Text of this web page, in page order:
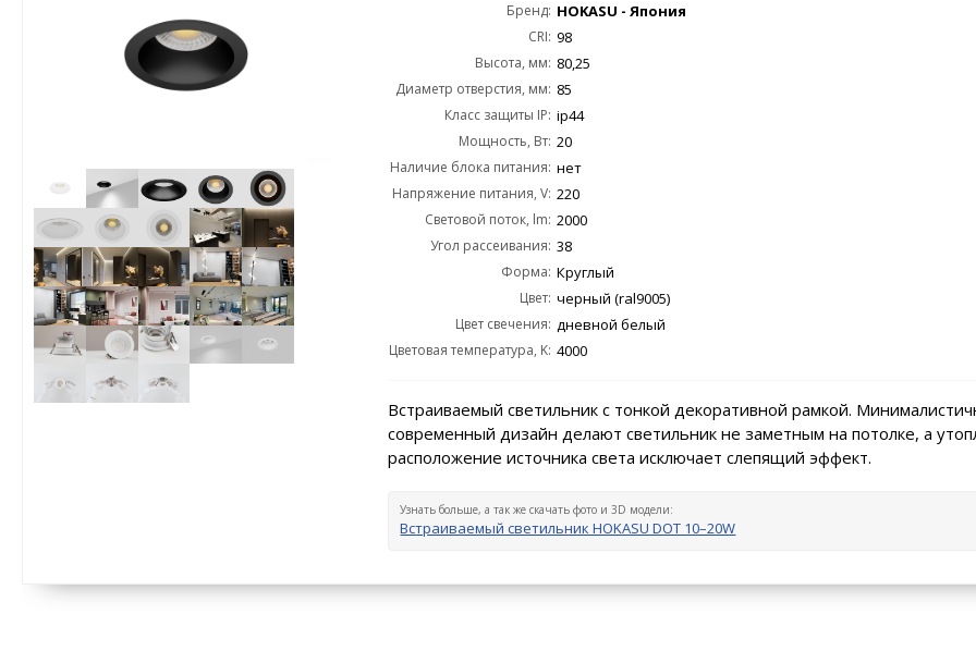
Бренд: HOKASU - Япония
CRI: 98
Высота, мм: 80,25
Диаметр отверстия, мм: 85
Класс защиты IP: ip44
Мощность, Вт: 20
Наличие блока питания: нет
Напряжение питания, V: 220
Световой поток, lm: 2000
Угол рассеивания: 38
Форма: Круглый
Цвет: черный (ral9005)
Цвет свечения: дневной белый
Цветовая температура, K: 4000
Встраиваемый светильник с тонкой декоративной рамкой.
современный дизайн делают светильник не заметным на потолке, а
расположение источника света исключает слепящий эффект.
Узнать больше, а так же скачать фото и 3D модели:
Встраиваемый светильник HOKASU DOT 10–20W